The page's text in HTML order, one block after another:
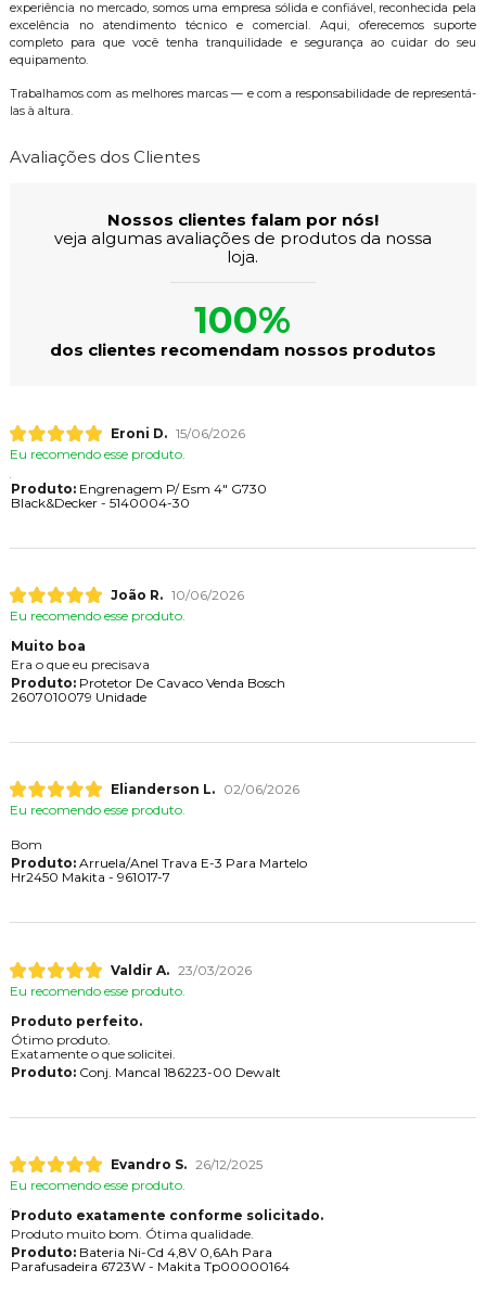
experiência no mercado, somos uma empresa sólida e confiável, reconhecida pela
excelência no atendimento técnico e comercial. Aqui, oferecemos suporte
completo para que você tenha tranquilidade e segurança ao cuidar do seu
equipamento.
Trabalhamos com as melhores marcas — e com a responsabilidade de representá-
las à altura.
Avaliações dos Clientes
Nossos clientes falam por nós!
veja algumas avaliações de produtos da nossa
loja.
100%
dos clientes recomendam nossos produtos
Eroni D. 15/06/2026
Eu recomendo esse produto.
Produto:Engrenagem P/ Esm 4" G730
Black&Decker - 5140004-30
João R. 10/06/2026
Eu recomendo esse produto.
Muito boa
Era o que eu precisava
Produto:Protetor De Cavaco Venda Bosch
2607010079 Unidade
Elianderson L.
02/06/2026
Eu recomendo esse produto.
Bom
Produto:Arruela/Anel Trava E-3 Para Martelo
Hr2450 Makita - 961017-7
Valdir A. 23/03/2026
Eu recomendo esse produto.
Produto perfeito.
Ótimo produto.
Exatamente o que solicitei.
Produto:Conj. Mancal 186223-00 Dewalt
Evandro S. 26/12/2025
Eu recomendo esse produto.
Produto exatamente conforme solicitado.
Produto muito bom. Ótima qualidade.
Produto:Bateria Ni-Cd 4,8V 0,6Ah Para
Parafusadeira 6723W - Makita Tp00000164